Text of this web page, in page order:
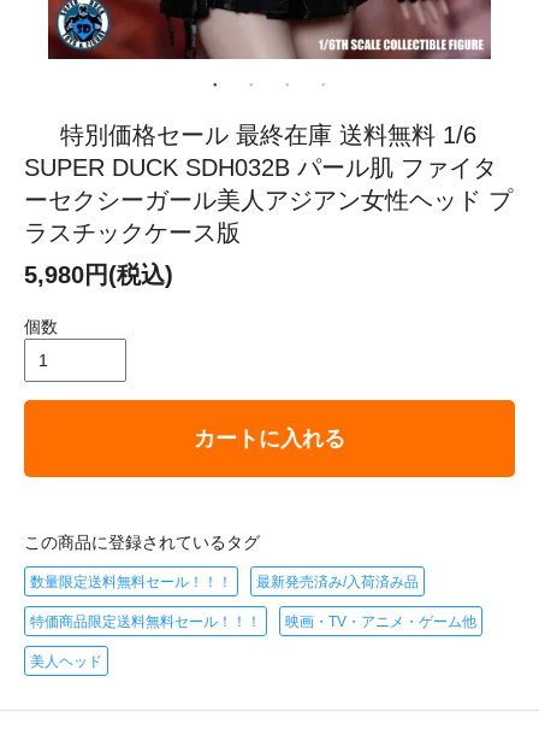
特別価格セール 最終在庫 送料無料 1/6
SUPER DUCK SDH032B パール肌 ファイタ
ーセクシーガール美人アジアン女性ヘッド プ
ラスチックケース版
5,980円(税込)
個数
カートに入れる
この商品に登録されているタグ
数量限定送料無料セール！！！ 最新発売済み/入荷済み品
特価商品限定送料無料セール！！！ 映画・TV・アニメ・ゲーム他
美人ヘッド